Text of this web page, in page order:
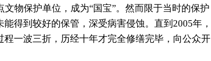
物保护单位，成为“国宝”。 然而限于当时的保护
得到较好的保管，深受病害侵蚀。直到2005年，
一波三折，历经十年才完全修缮完毕，向公众开